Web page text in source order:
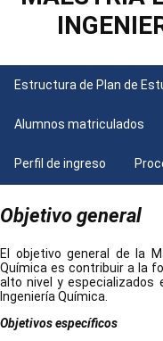
Estructura de Plan de
Alumnos matriculados
Perfil de ingreso
Objetivo general
El objetivo general de la
Química es contribuir a la
alto nivel y especializados
Ingeniería Química.
Objetivos específicos